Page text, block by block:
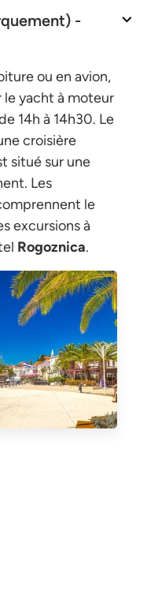
-
ou en avion,
yacht à moteur
14h à 14h30. Le
croisière
situé sur une
Les
le
excursions à
Rogoznica.